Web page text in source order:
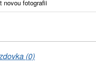
novou fotografii
(0)